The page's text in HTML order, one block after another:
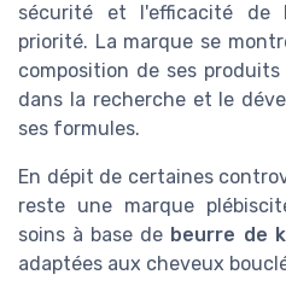
sécurité et l'efficacité de
priorité. La marque se
composition de ses
dans la recherche et le
ses formules.
En dépit de certaines
reste une marque
soins à base de beurre de
adaptées aux cheveux